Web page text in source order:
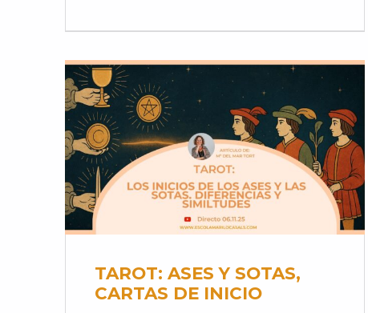
TAROT: ASES Y SOTAS,
CARTAS DE INICIO